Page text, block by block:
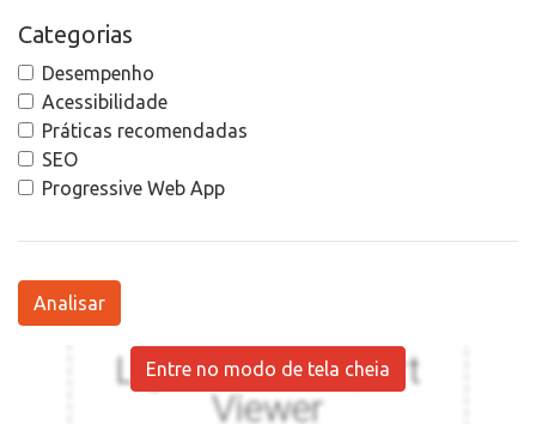
Categorias
Desempenho
Acessibilidade
Práticas recomendadas
SEO
Progressive Web App
Analisar
Entre no modo de tela cheia